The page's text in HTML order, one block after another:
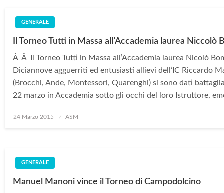
GENERALE
Il Torneo Tutti in Massa all’Accademia laurea Niccolò
Â Â Il Torneo Tutti in Massa all’Accademia laurea Nicolò
Diciannove agguerriti ed entusiasti allievi dell’IC Riccardo
(Brocchi, Ande, Montessori, Quarenghi) si sono dati
22 marzo in Accademia sotto gli occhi del loro Istruttore,
Posted
24 Marzo 2015 ASM
GENERALE
Manuel Manoni vince il Torneo di Campodolcino